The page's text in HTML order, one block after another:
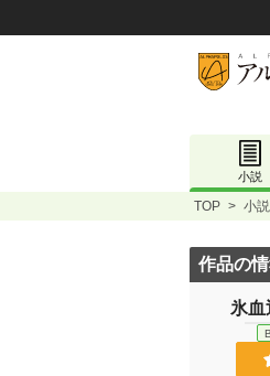
小説
TOP > 小説
作品の
氷